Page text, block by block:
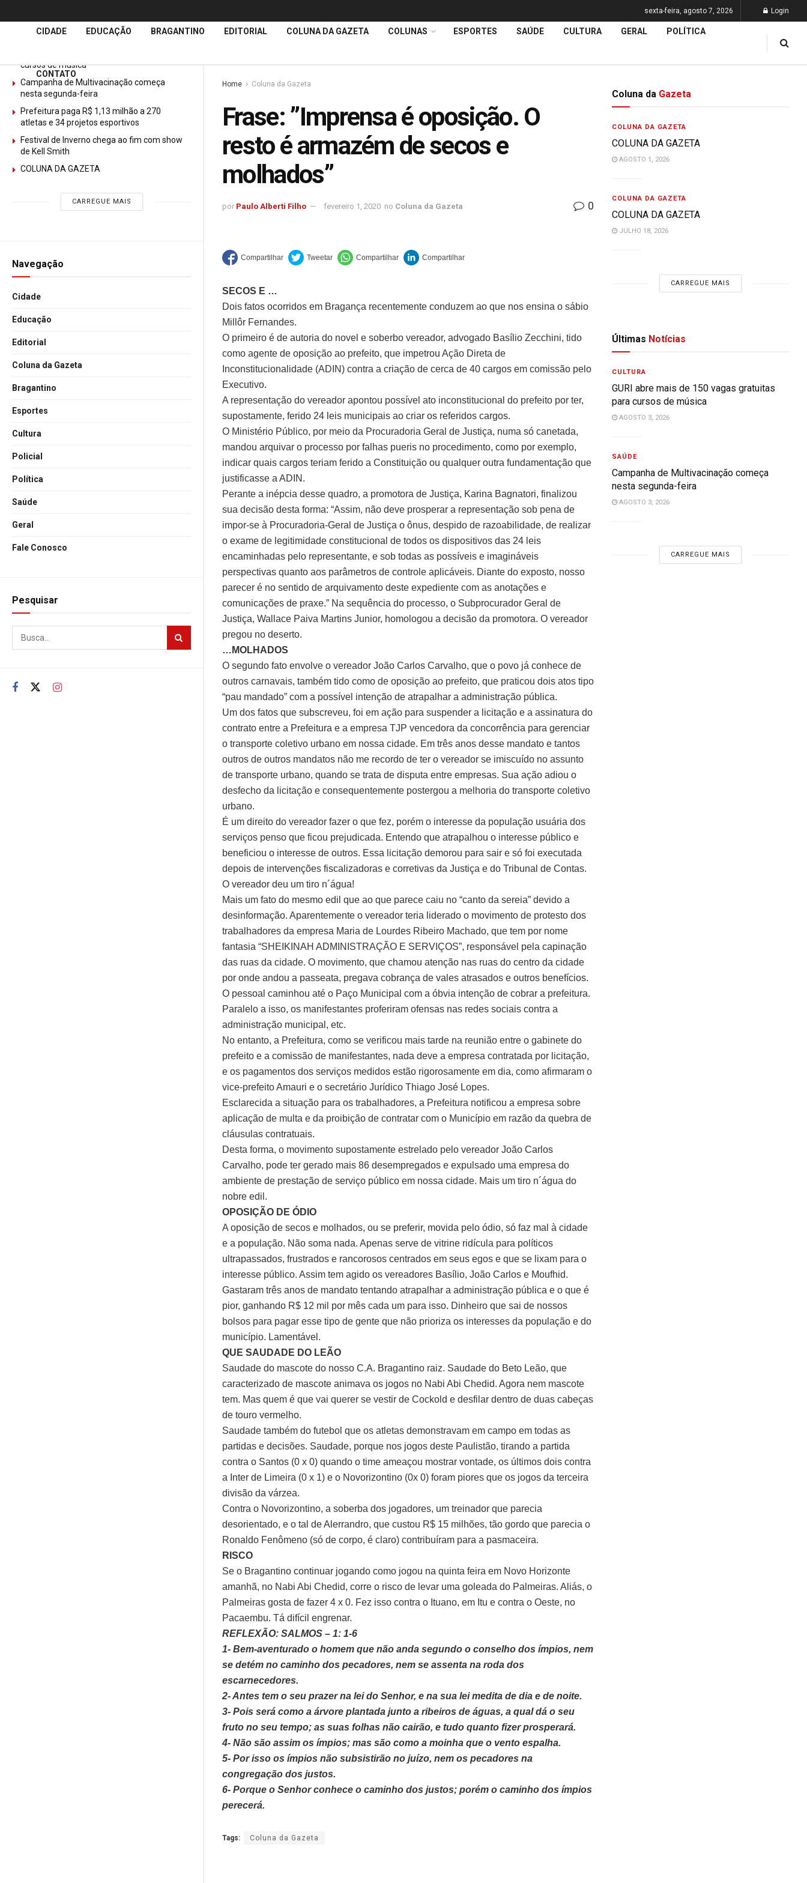
ÚltimasNotícias
cursos de música
Campanha de Multivacinação começa
nesta segunda-feira
Prefeitura paga R$ 1,13 milhão a 270
atletas e 34 projetos esportivos
Festival de Inverno chega ao fim com show
de Kell Smith
COLUNA DA GAZETA
CARREGUE MAIS
Navegação
Cidade
Educação
Editorial
Coluna da Gazeta
Bragantino
Esportes
Cultura
Policial
Política
Saúde
Geral
Fale Conosco
Pesquisar
sexta-feira, agosto 7, 2026 Login
CIDADE EDUCAÇÃO BRAGANTINO EDITORIAL COLUNA DA GAZETA COLUNAS ESPORTES SAÚDE CULTURA GERAL POLÍTICA
CONTATO
Home Coluna da Gazeta
Frase: ”Imprensa é oposição. O
resto é armazém de secos e
molhados”
por Paulo Alberti Filho fevereiro 1, 2020 no Coluna da Gazeta 0
SECOS E …
Dois fatos ocorridos em Bragança recentemente conduzem ao que nos ensina o sábio
Millôr Fernandes.
O primeiro é de autoria do novel e soberbo vereador, advogado Basílio Zecchini, tido
como agente de oposição ao prefeito, que impetrou Ação Direta de
Inconstitucionalidade (ADIN) contra a criação de cerca de 40 cargos em comissão pelo
Executivo.
A representação do vereador apontou possível ato inconstitucional do prefeito por ter,
supostamente, ferido 24 leis municipais ao criar os referidos cargos.
O Ministério Público, por meio da Procuradoria Geral de Justiça, numa só canetada,
mandou arquivar o processo por falhas pueris no procedimento, como por exemplo,
indicar quais cargos teriam ferido a Constituição ou qualquer outra fundamentação que
justificasse a ADIN.
Perante a inépcia desse quadro, a promotora de Justiça, Karina Bagnatori, finalizou
sua decisão desta forma: “Assim, não deve prosperar a representação sob pena de
impor-se à Procuradoria-Geral de Justiça o ônus, despido de razoabilidade, de realizar
o exame de legitimidade constitucional de todos os dispositivos das 24 leis
encaminhadas pelo representante, e sob todas as possíveis e imagináveis
perspectivas quanto aos parâmetros de controle aplicáveis. Diante do exposto, nosso
parecer é no sentido de arquivamento deste expediente com as anotações e
comunicações de praxe.” Na sequência do processo, o Subprocurador Geral de
Justiça, Wallace Paiva Martins Junior, homologou a decisão da promotora. O vereador
pregou no deserto.
…MOLHADOS
O segundo fato envolve o vereador João Carlos Carvalho, que o povo já conhece de
outros carnavais, também tido como de oposição ao prefeito, que praticou dois atos tipo
“pau mandado” com a possível intenção de atrapalhar a administração pública.
Um dos fatos que subscreveu, foi em ação para suspender a licitação e a assinatura do
contrato entre a Prefeitura e a empresa TJP vencedora da concorrência para gerenciar
o transporte coletivo urbano em nossa cidade. Em três anos desse mandato e tantos
outros de outros mandatos não me recordo de ter o vereador se imiscuído no assunto
de transporte urbano, quando se trata de disputa entre empresas. Sua ação adiou o
desfecho da licitação e consequentemente postergou a melhoria do transporte coletivo
urbano.
É um direito do vereador fazer o que fez, porém o interesse da população usuária dos
serviços penso que ficou prejudicada. Entendo que atrapalhou o interesse público e
beneficiou o interesse de outros. Essa licitação demorou para sair e só foi executada
depois de intervenções fiscalizadoras e corretivas da Justiça e do Tribunal de Contas.
O vereador deu um tiro n´água!
Mais um fato do mesmo edil que ao que parece caiu no “canto da sereia” devido a
desinformação. Aparentemente o vereador teria liderado o movimento de protesto dos
trabalhadores da empresa Maria de Lourdes Ribeiro Machado, que tem por nome
fantasia “SHEIKINAH ADMINISTRAÇÃO E SERVIÇOS”, responsável pela capinação
das ruas da cidade. O movimento, que chamou atenção nas ruas do centro da cidade
por onde andou a passeata, pregava cobrança de vales atrasados e outros benefícios.
O pessoal caminhou até o Paço Municipal com a óbvia intenção de cobrar a prefeitura.
Paralelo a isso, os manifestantes proferiram ofensas nas redes sociais contra a
administração municipal, etc.
No entanto, a Prefeitura, como se verificou mais tarde na reunião entre o gabinete do
prefeito e a comissão de manifestantes, nada deve a empresa contratada por licitação,
e os pagamentos dos serviços medidos estão rigorosamente em dia, como afirmaram o
vice-prefeito Amauri e o secretário Jurídico Thiago José Lopes.
Esclarecida a situação para os trabalhadores, a Prefeitura notificou a empresa sobre
aplicação de multa e da proibição de contratar com o Município em razão da quebra de
cláusulas contratuais.
Desta forma, o movimento supostamente estrelado pelo vereador João Carlos
Carvalho, pode ter gerado mais 86 desempregados e expulsado uma empresa do
ambiente de prestação de serviço público em nossa cidade. Mais um tiro n´água do
nobre edil.
OPOSIÇÃO DE ÓDIO
A oposição de secos e molhados, ou se preferir, movida pelo ódio, só faz mal à cidade
e a população. Não soma nada. Apenas serve de vitrine ridícula para políticos
ultrapassados, frustrados e rancorosos centrados em seus egos e que se lixam para o
interesse público. Assim tem agido os vereadores Basílio, João Carlos e Moufhid.
Gastaram três anos de mandato tentando atrapalhar a administração pública e o que é
pior, ganhando R$ 12 mil por mês cada um para isso. Dinheiro que sai de nossos
bolsos para pagar esse tipo de gente que não prioriza os interesses da população e do
município. Lamentável.
QUE SAUDADE DO LEÃO
Saudade do mascote do nosso C.A. Bragantino raiz. Saudade do Beto Leão, que
caracterizado de mascote animava os jogos no Nabi Abi Chedid. Agora nem mascote
tem. Mas quem é que vai querer se vestir de Cockold e desfilar dentro de duas cabeças
de touro vermelho.
Saudade também do futebol que os atletas demonstravam em campo em todas as
partidas e decisões. Saudade, porque nos jogos deste Paulistão, tirando a partida
contra o Santos (0 x 0) quando o time ameaçou mostrar vontade, os últimos dois contra
a Inter de Limeira (0 x 1) e o Novorizontino (0x 0) foram piores que os jogos da terceira
divisão da várzea.
Contra o Novorizontino, a soberba dos jogadores, um treinador que parecia
desorientado, e o tal de Alerrandro, que custou R$ 15 milhões, tão gordo que parecia o
Ronaldo Fenômeno (só de corpo, é claro) contribuíram para a pasmaceira.
RISCO
Se o Bragantino continuar jogando como jogou na quinta feira em Novo Horizonte
amanhã, no Nabi Abi Chedid, corre o risco de levar uma goleada do Palmeiras. Aliás, o
Palmeiras gosta de fazer 4 x 0. Fez isso contra o Ituano, em Itu e contra o Oeste, no
Pacaembu. Tá difícil engrenar.
REFLEXÃO: SALMOS – 1: 1-6
1- Bem-aventurado o homem que não anda segundo o conselho dos ímpios, nem
se detém no caminho dos pecadores, nem se assenta na roda dos
escarnecedores.
2- Antes tem o seu prazer na lei do Senhor, e na sua lei medita de dia e de noite.
3- Pois será como a árvore plantada junto a ribeiros de águas, a qual dá o seu
fruto no seu tempo; as suas folhas não cairão, e tudo quanto fizer prosperará.
4- Não são assim os ímpios; mas são como a moinha que o vento espalha.
5- Por isso os ímpios não subsistirão no juízo, nem os pecadores na
congregação dos justos.
6- Porque o Senhor conhece o caminho dos justos; porém o caminho dos ímpios
perecerá.
Tags: Coluna da Gazeta
Coluna da Gazeta
COLUNA DA GAZETA
COLUNA DA GAZETA
AGOSTO 1, 2026
COLUNA DA GAZETA
COLUNA DA GAZETA
JULHO 18, 2026
CARREGUE MAIS
Últimas Notícias
CULTURA
GURI abre mais de 150 vagas gratuitas
para cursos de música
AGOSTO 3, 2026
SAÚDE
Campanha de Multivacinação começa
nesta segunda-feira
AGOSTO 3, 2026
CARREGUE MAIS